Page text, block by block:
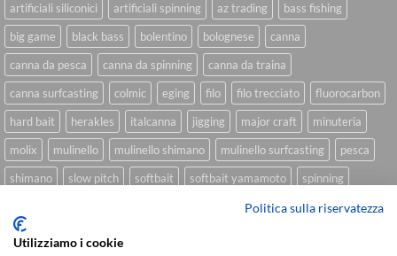
artificiali siliconici
artificiali spinning az trading
bass fishing
big game
black bass bolentino bolognese
canna
canna da pesca
canna da spinning
canna da traina
canna surfcasting
colmic eging filo filo trecciato
fluorocarbon
hard bait
herakles italcanna jigging major craft
minuteria
molix
mulinello mulinello shimano mulinello surfcasting
pesca
shimano
slow pitch softbait softbait yamamoto
spinning
trecciato trolling tubertini
Politica sulla riservatezza
Utilizziamo i cookie